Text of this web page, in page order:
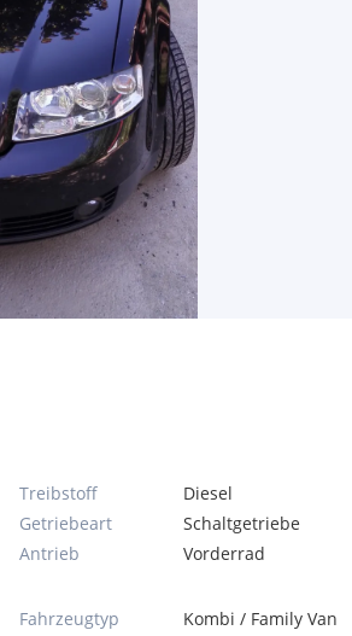
Treibstoff
Diesel
Getriebeart
Schaltgetriebe
Antrieb
Vorderrad
Fahrzeugtyp
Kombi / Family Van